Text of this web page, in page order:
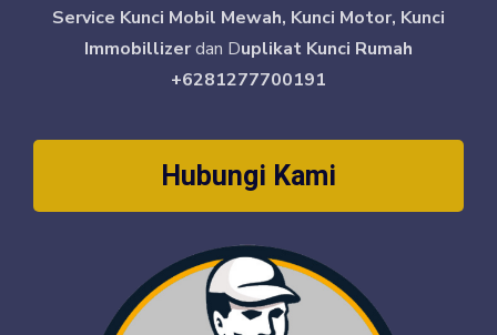
Service Kunci Mobil Mewah, Kunci Motor, Kunci
Immobillizerdan Duplikat Kunci Rumah
+6281277700191
Hubungi Kami